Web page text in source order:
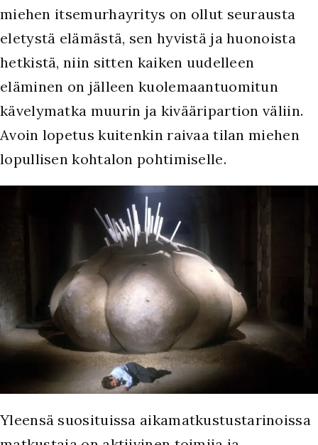
miehen itsemurhayritys on ollut seurausta
eletystä elämästä, sen hyvistä ja huonoista
hetkistä, niin sitten kaiken uudelleen
eläminen on jälleen kuolemaantuomitun
kävelymatka muurin ja kivääripartion väliin.
Avoin lopetus kuitenkin raivaa tilan miehen
lopullisen kohtalon pohtimiselle.
Yleensä suosituissa aikamatkustustarinoissa